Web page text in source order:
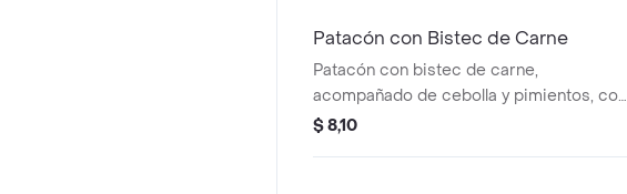
Patacón con Bistec de Carne
Patacón con bistec de carne,
acompañado de cebolla y pimientos, con
salsa por encima.
$ 8,10